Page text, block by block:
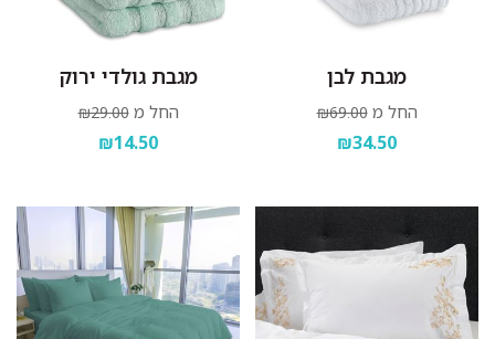
מגבת לבן
החל מ ₪69.00
₪34.50
מגבת גולדי ירוק
החל מ ₪29.00
₪14.50